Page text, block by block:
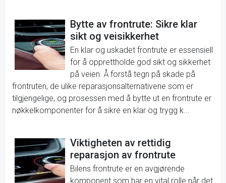
Bytte av frontrute: Sikre klar
sikt og veisikkerhet
En klar og uskadet frontrute er essensiell
for å opprettholde god sikt og sikkerhet
på veien. Å forstå tegn på skade på
frontruten, de ulike reparasjonsalternativene som er
tilgjengelige, og prosessen med å bytte ut en frontrute er
nøkkelkomponenter for å sikre en klar og trygg k...
Viktigheten av rettidig
reparasjon av frontrute
Bilens frontrute er en avgjørende
komponent som har en vital rolle når det